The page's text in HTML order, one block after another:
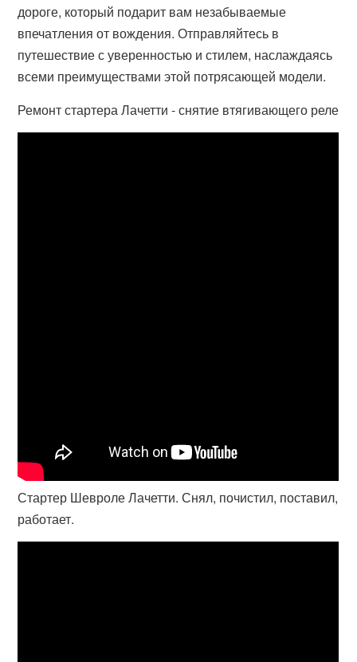
дороге, который подарит вам незабываемые
впечатления от вождения. Отправляйтесь в
путешествие с уверенностью и стилем, наслаждаясь
всеми преимуществами этой потрясающей модели.
Ремонт стартера Лачетти - снятие втягивающего реле
Стартер Шевроле Лачетти. Снял, почистил, поставил,
работает.